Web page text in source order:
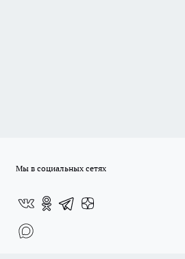
Мы в социальных сетях